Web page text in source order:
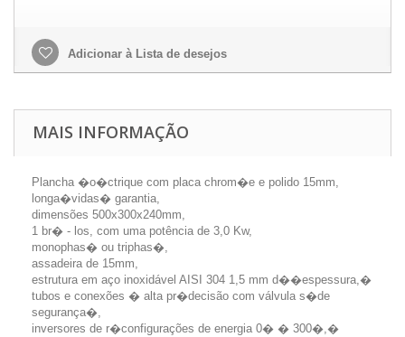
Adicionar à Lista de desejos
MAIS INFORMAÇÃO
Plancha �o�ctrique com placa chrom�e e polido 15mm,
longa�vidas� garantia,
dimensões 500x300x240mm,
1 br� - los, com uma potência de 3,0 Kw,
monophas� ou triphas�,
assadeira de 15mm,
estrutura em aço inoxidável AISI 304 1,5 mm d��espessura,�
tubos e conexões � alta pr�decisão com válvula s�de
segurança�,
inversores de r�configurações de energia 0� � 300�,�